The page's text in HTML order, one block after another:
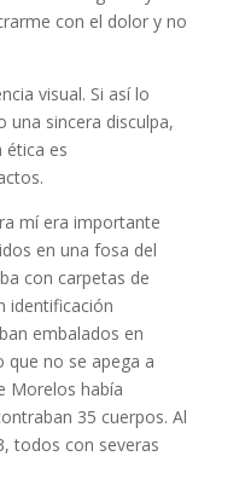
con el dolor y no
visual. Si así lo
una sincera disculpa,
ética es
mí era importante
en una fosa del
con carpetas de
identificación
embalados en
no se apega a
Morelos había
35 cuerpos. Al
todos con severas